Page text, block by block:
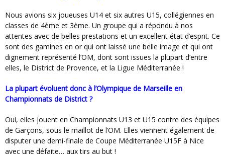
Nous avions six joueuses U14 et six autres U15, collégiennes en
classes de 4ème et 3ème. Un groupe qui a répondu à nos
attentes avec de belles prestations et un excellent état d’esprit. Ce
sont des gamines en or qui ont laissé une belle image et qui ont
dignement représenté l’OM, dont sont issues la plupart d’entre
elles, le District de Provence, et la Ligue Méditerranée !
La plupart évoluent donc à l’Olympique de Marseille en
Championnats de District ?
Oui, elles jouent en Championnats U13 et U15 contre des équipes
de Garçons, sous le maillot de l’OM. Elles viennent également de
disputer une demi-finale de Coupe Méditerranée U15F à Nice
avec une défaite… aux tirs au but !